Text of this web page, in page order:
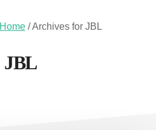
Home /Archives for JBL
JBL